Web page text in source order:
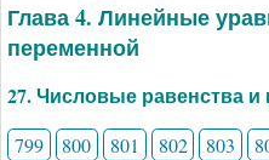
Глава 4. Линейные
переменной
27. Числовые равенства и
799 800 801 802 803